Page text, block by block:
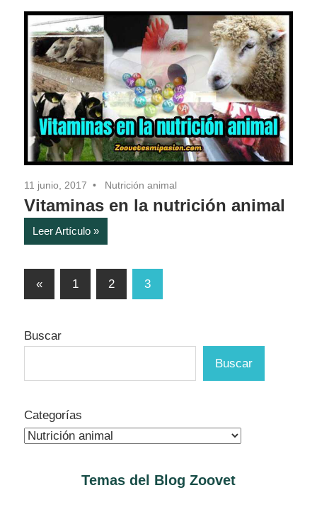
11 junio, 2017 Nutrición animal
Vitaminas en la nutrición animal
Leer Artículo
Paginación
entradas
«Entradas
1 2 3
Buscar
Buscar
Categorías
Temas del Blog Zoovet